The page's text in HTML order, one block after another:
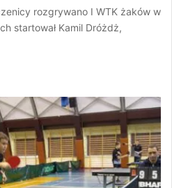
rozgrywano I WTK żaków w
startował Kamil Dróżdż,